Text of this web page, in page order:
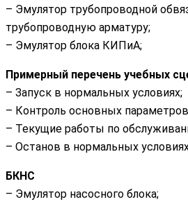
– Эмулятор трубопроводной
трубопроводную арматуру;
– Эмулятор блока КИПиА;
Примерный перечень учебных
– Запуск в нормальных условиях;
– Контроль основных
– Текущие работы по
– Останов в нормальных
БКНС
– Эмулятор насосного блока;